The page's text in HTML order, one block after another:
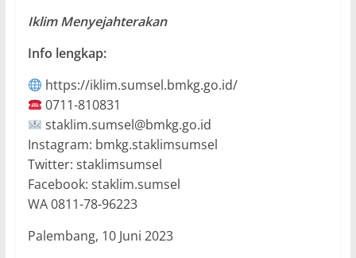
Iklim Menyejahterakan
Info lengkap:
https://iklim.sumsel.bmkg.go.id/
0711-810831
staklim.sumsel@bmkg.go.id
Instagram: bmkg.staklimsumsel
Twitter: staklimsumsel
Facebook: staklim.sumsel
WA 0811-78-96223
Palembang, 10 Juni 2023